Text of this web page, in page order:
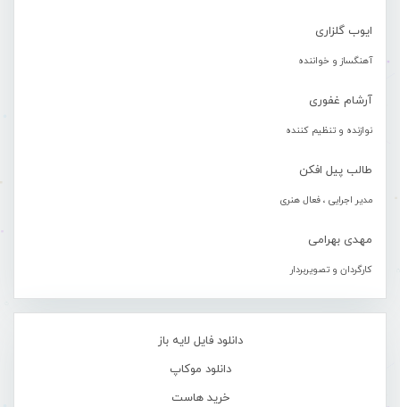
ایوب گلزاری
آهنگساز و خواننده
آرشام غفوری
نوازنده و تنظیم کننده
طالب پیل افکن
مدیر اجرایی ، فعال هنری
مهدی بهرامی
کارگردان و تصویربردار
دانلود فایل لایه باز
دانلود موکاپ
خرید هاست